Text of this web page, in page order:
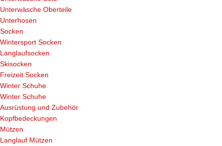
Unterwäsche Oberteile
Unterhosen
Socken
Wintersport Socken
Langlaufsocken
Skisocken
Freizeit Socken
Winter Schuhe
Winter Schuhe
Ausrüstung und Zubehör
Kopfbedeckungen
Mützen
Langlauf Mützen